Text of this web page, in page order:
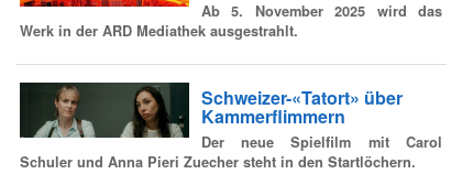
Ab 5. November 2025 wird das
Werk in der ARD Mediathek ausgestrahlt.
Schweizer-«Tatort» über
Kammerflimmern
Der neue Spielfilm mit Carol
Schuler und Anna Pieri Zuecher steht in den Startlöchern.